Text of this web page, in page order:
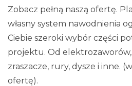
Zobacz pełną naszą ofertę.
własny system nawodnienia
Ciebie szeroki wybór części
projektu. Od elektrozaworów,
zraszacze, rury, dysze i inne.
ofertę).